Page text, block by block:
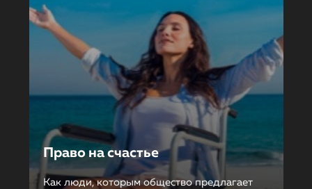
Право на счастье
Как люди, которым общество предлагает